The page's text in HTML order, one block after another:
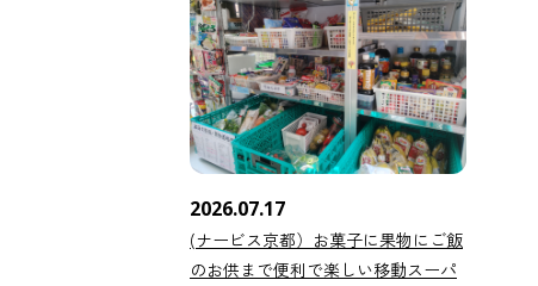
2026.07.17
(ナービス京都）お菓子に果物にご飯
のお供まで便利で楽しい移動スーパ